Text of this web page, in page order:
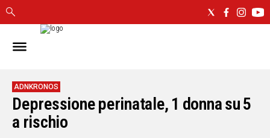
IN
CAGLIARI
SASSARI
NUORO
ORISTANO
ADNKRONOS
Depressione perinatale, 1 donna su 5
a rischio